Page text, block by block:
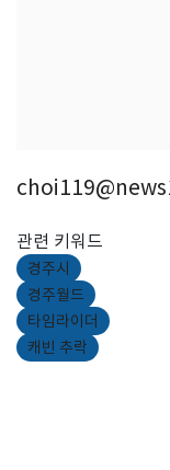
관련 키워드
경주시
경주월드
타임라이더
캐빈 추락